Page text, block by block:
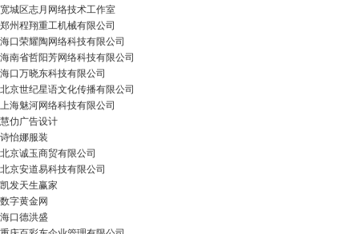
宽城区志月网络技术工作室
郑州程翔重工机械有限公司
海口荣耀陶网络科技有限公司
海南省哲阳芳网络科技有限公司
海口万晓东科技有限公司
北京世纪星语文化传播有限公司
上海魅河网络科技有限公司
慧仂广告设计
诗怡娜服装
北京诚玉商贸有限公司
北京安道易科技有限公司
凯发天生赢家
数字黄金网
海口德洪盛